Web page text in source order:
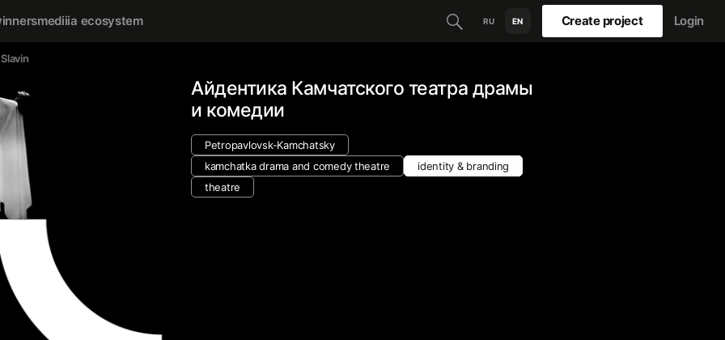
mediiia ecosystem RU EN Create project Login
Айдентика Камчатского театра драмы
и комедии
Petropavlovsk-Kamchatsky
kamchatka drama and comedy theatre
identity & branding
theatre